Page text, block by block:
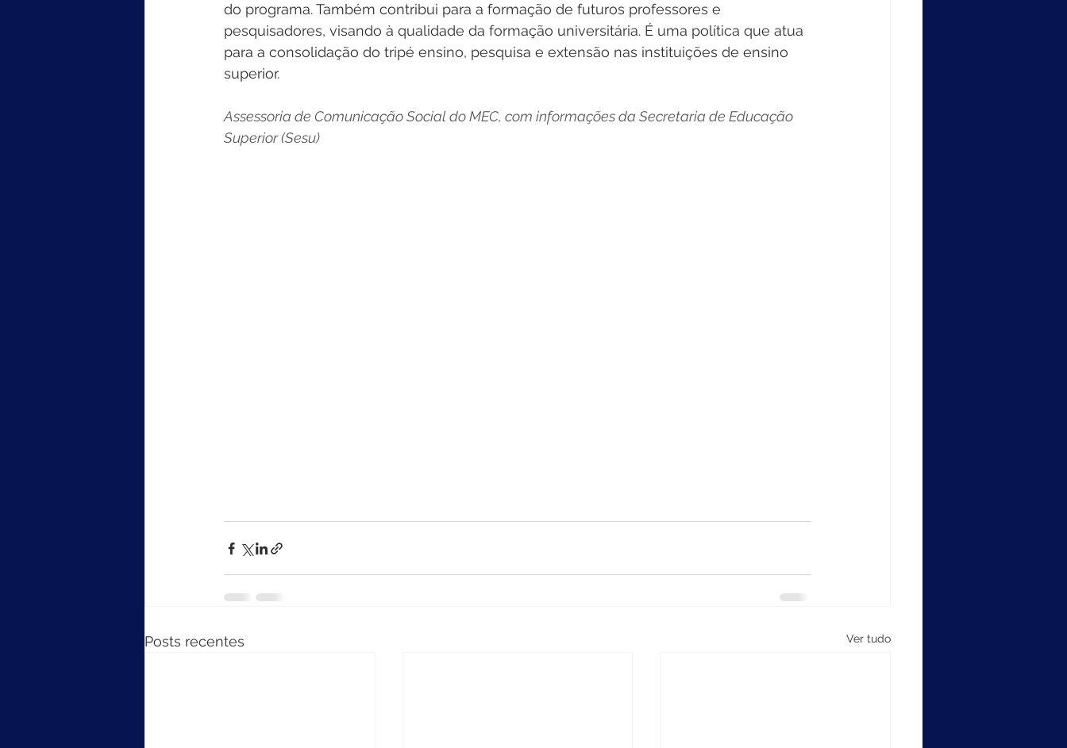
do programa. Também contribui para a formação de futuros professores e
pesquisadores, visando à qualidade da formação universitária. É uma política que atua
para a consolidação do tripé ensino, pesquisa e extensão nas instituições de ensino
superior.
Assessoria de Comunicação Social do MEC, com informações da Secretaria de Educação
Superior (Sesu)
Posts recentes Ver tudo